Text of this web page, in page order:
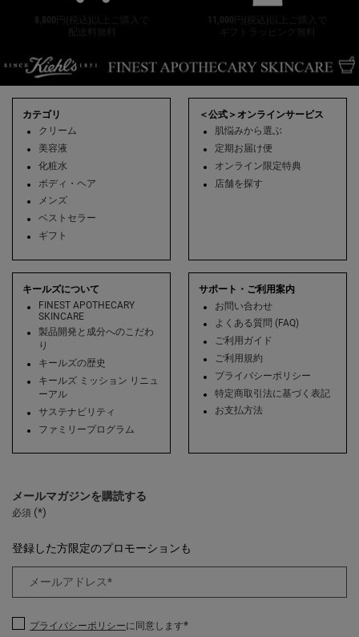
8,800円(税込)以上ご購入で
11,000円(税込)以上ご購入で
カテゴリ
クリーム
美容液
化粧水
ボディ・ヘア
メンズ
ベストセラー
ギフト
＜公式＞オンラインサービス
肌悩みから選ぶ
定期お届け便
オンライン限定特典
店舗を探す
キールズについて
FINEST APOTHECARY
SKINCARE
製品開発と成分へのこだわ
り
キールズの歴史
キールズ ミッション リニュ
ーアル
サステナビリティ
ファミリープログラム
サポート・ご利用案内
お問い合わせ
よくある質問 (FAQ)
ご利用ガイド
ご利用規約
プライバシーポリシー
特定商取引法に基づく表記
お支払方法
メールマガジンを購読する
必須 (*)
登録した方限定のプロモーションも
メールアドレス*
プライバシーポリシーに同意します*